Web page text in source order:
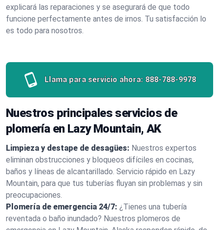
explicará las reparaciones y se asegurará de que todo
funcione perfectamente antes de irnos. Tu satisfacción lo
es todo para nosotros.
Llama para servicio ahora: 888-788-9978
Nuestros principales servicios de
plomería en Lazy Mountain, AK
Limpieza y destape de desagües: Nuestros expertos
eliminan obstrucciones y bloqueos difíciles en cocinas,
baños y líneas de alcantarillado. Servicio rápido en Lazy
Mountain, para que tus tuberías fluyan sin problemas y sin
preocupaciones.
Plomería de emergencia 24/7: ¿Tienes una tubería
reventada o baño inundado? Nuestros plomeros de